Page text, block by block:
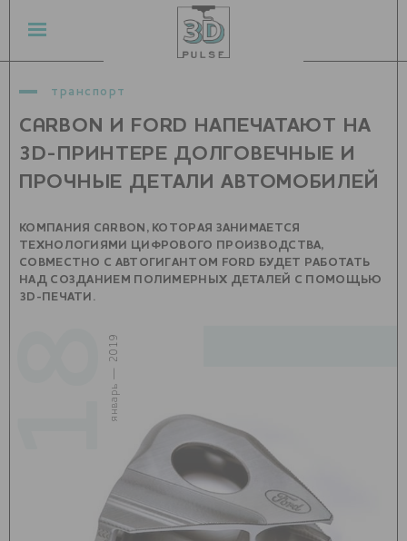
транспорт
CARBON И FORD НАПЕЧАТАЮТ НА
3D-ПРИНТЕРЕ ДОЛГОВЕЧНЫЕ И
ПРОЧНЫЕ ДЕТАЛИ АВТОМОБИЛЕЙ
КОМПАНИЯ CARBON, КОТОРАЯ ЗАНИМАЕТСЯ
ТЕХНОЛОГИЯМИ ЦИФРОВОГО ПРОИЗВОДСТВА,
СОВМЕСТНО С АВТОГИГАНТОМ FORD БУДЕТ РАБОТАТЬ
НАД СОЗДАНИЕМ ПОЛИМЕРНЫХ ДЕТАЛЕЙ С ПОМОЩЬЮ
3D-ПЕЧАТИ.
18
январь — 2019